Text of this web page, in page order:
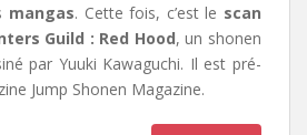
mangas. Cette fois, c’est le scan
Guild : Red Hood,un shonen
par Yuuki Kawaguchi. Il est pré-
Jump Shonen Magazine.